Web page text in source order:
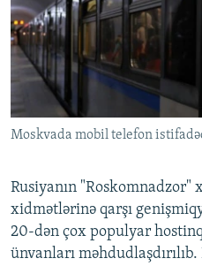
Moskvada mobil telefon
Rusiyanın "Roskomnadzor"
xidmətlərinə qarşı
20-dən çox populyar
ünvanları